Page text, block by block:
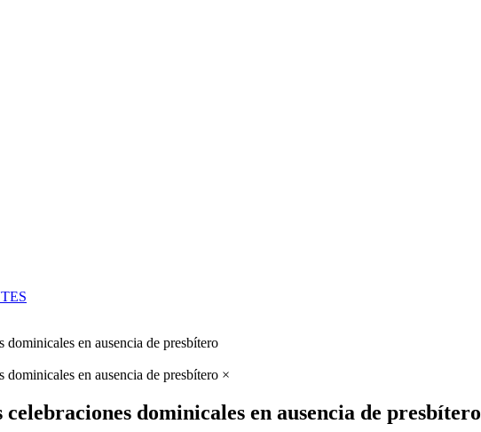
×
dominicales en ausencia de presbítero